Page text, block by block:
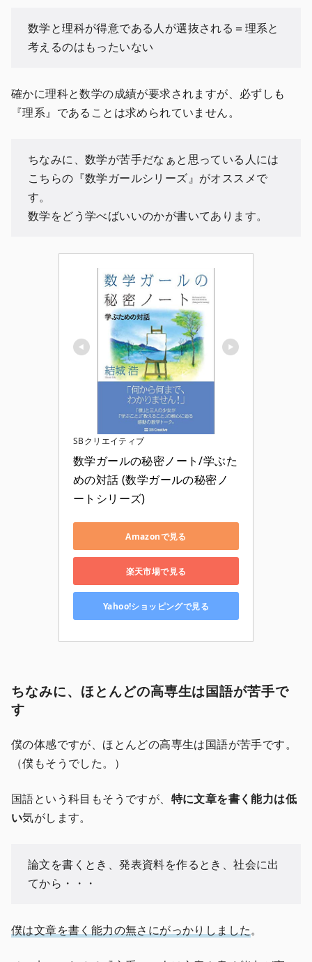
数学と理科が得意である人が選抜される＝理系と
考えるのはもったいない
確かに理科と数学の成績が要求されますが、必ずしも
『理系』であることは求められていません。
ちなみに、数学が苦手だなぁと思っている人には
こちらの『数学ガールシリーズ』がオススメで
す。
数学をどう学べばいいのかが書いてあります。
SBクリエイティブ
数学ガールの秘密ノート/学ぶた
めの対話 (数学ガールの秘密ノ
ートシリーズ)
Amazonで見る
楽天市場で見る
Yahoo!ショッピングで見る
ちなみに、ほとんどの高専生は国語が苦手で
す
僕の体感ですが、ほとんどの高専生は国語が苦手です。
（僕もそうでした。）
国語という科目もそうですが、 特に文章を書く能力は低
い気がします。
論文を書くとき、発表資料を作るとき、社会に出
てから・・・
僕は文章を書く能力の無さにがっかりしました。